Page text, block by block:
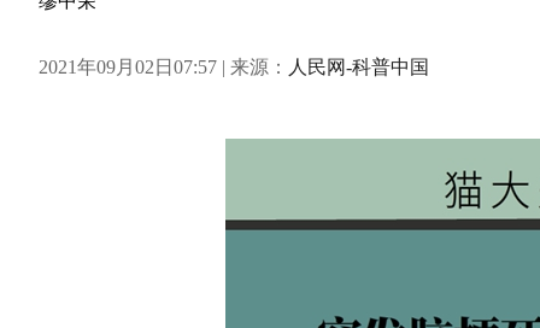
2021年09月02日07:57 | 来源： 人民网-科普中国